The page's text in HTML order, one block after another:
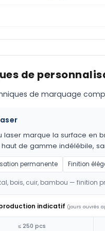
de
de marquage
laser marque la surface en
haut de gamme indélébile,
permanente Finition
bois, cuir, bambou — finition
indicatif (jours ouvrés
≤ 250 pcs